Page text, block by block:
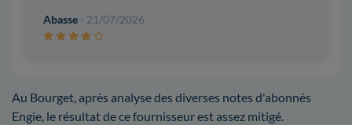
Abasse - 21/07/2026
Au Bourget, après analyse des diverses notes d'abonnés
Engie, le résultat de ce fournisseur est assez mitigé.